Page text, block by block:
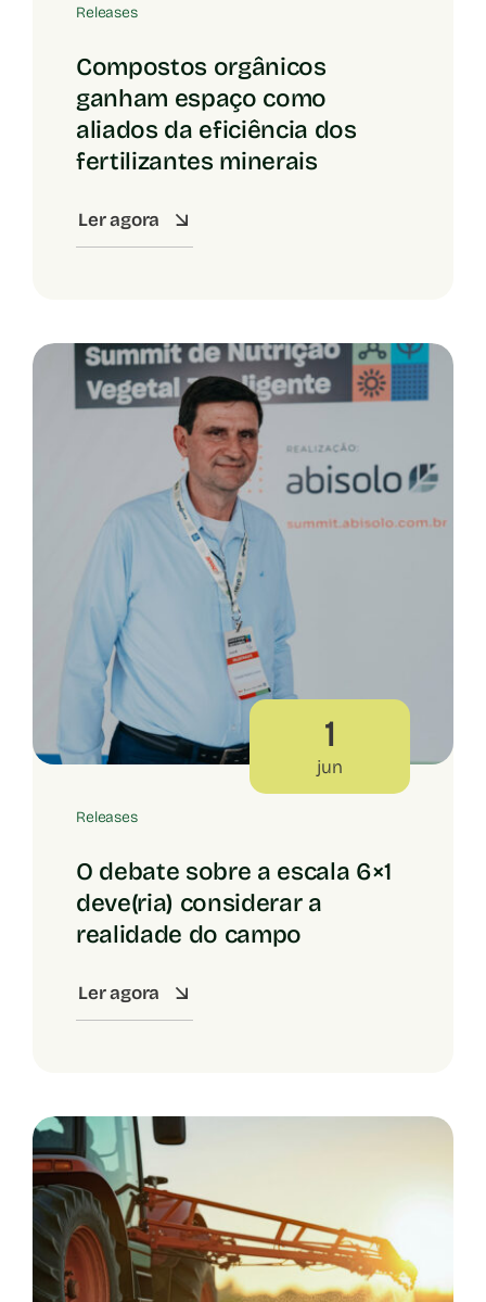
Releases
Compostos orgânicos
ganham espaço como
aliados da eficiência dos
fertilizantes minerais
Ler agora
1
jun
Releases
O debate sobre a escala 6×1
deve(ria) considerar a
realidade do campo
Ler agora